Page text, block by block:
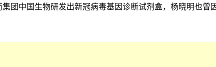
团中国生物研发出新冠病毒基因诊断试剂盒，杨晓明也曾